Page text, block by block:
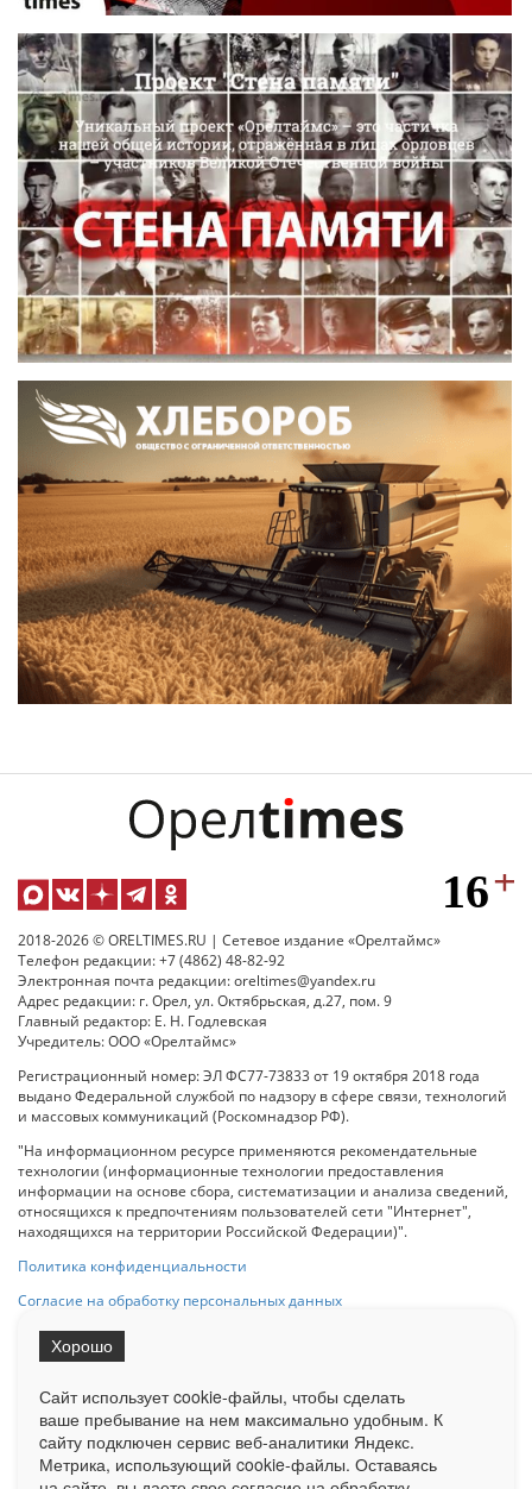
2018-2026 © ORELTIMES.RU | Сетевое издание «Орелтаймс»
Телефон редакции: +7 (4862) 48-82-92
Электронная почта редакции: oreltimes@yandex.ru
Адрес редакции: г. Орел, ул. Октябрьская, д.27, пом. 9
Главный редактор: Е. Н. Годлевская
Учредитель: ООО «Орелтаймс»
Регистрационный номер: ЭЛ ФС77-73833 от 19 октября 2018 года
выдано Федеральной службой по надзору в сфере связи, технологий
и массовых коммуникаций (Роскомнадзор РФ).
"На информационном ресурсе применяются рекомендательные
технологии (информационные технологии предоставления
информации на основе сбора, систематизации и анализа сведений,
относящихся к предпочтениям пользователей сети "Интернет",
находящихся на территории Российской Федерации)".
Политика конфиденциальности
Согласие на обработку персональных данных
на Сетевое издание «ОрелТаймс» обязательна.
Ограниченная статистика посещаемости доступна на сайте
Liveinternet.ru . Подробная статистика для рекламодателей по запросу
у менеджера.
Сайт использует cookie-файлы, чтобы сделать
ваше пребывание на нем максимально удобным. К
cайту подключен сервис веб-аналитики Яндекс.
Метрика, использующий cookie-файлы. Оставаясь
Хорошо